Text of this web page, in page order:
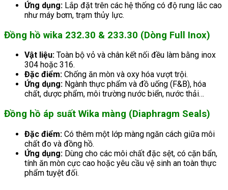
Ứng dụng: Lắp đặt trên các hệ thống có độ rung lắc cao
như máy bơm, trạm thủy lực.
Đồng hồ wika 232.30 & 233.30 (Dòng Full Inox)
Vật liệu: Toàn bộ vỏ và chân kết nối đều làm bằng inox
304 hoặc 316.
Đặc điểm: Chống ăn mòn và oxy hóa vượt trội.
Ứng dụng: Ngành thực phẩm và đồ uống (F&B), hóa
chất, dược phẩm, môi trường nước biển, nước thải…
Đồng hồ áp suất Wika màng (Diaphragm Seals)
Đặc điểm: Có thêm một lớp màng ngăn cách giữa môi
chất đo và đồng hồ.
Ứng dụng: Dùng cho các môi chất đặc sệt, có cặn bẩn,
tính ăn mòn cực cao hoặc yêu cầu vệ sinh an toàn thực
phẩm tuyệt đối.